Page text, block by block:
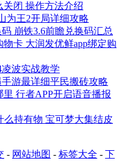
关闭 操作方法介绍
为王2开局详细攻略
崩铁3.6前瞻兑换码汇总
卡 大润发优鲜app绑定购
波实战教学
游最详细平民搬砖攻略
行者APP开启语音播报
持有物 宝可梦大集结皮
- 网站地图 - 标签大全 - 下